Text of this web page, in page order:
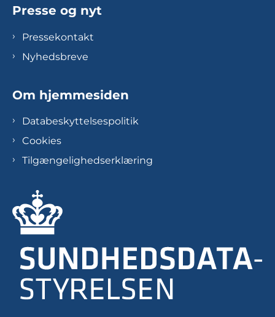
Presse og nyt
Pressekontakt
Nyhedsbreve
Om hjemmesiden
Databeskyttelsespolitik
Cookies
Tilgængelighedserklæring